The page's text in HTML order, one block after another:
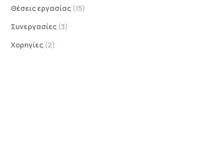
Θέσεις εργασίας (15)
Συνεργασίες (3)
Χορηγίες (2)